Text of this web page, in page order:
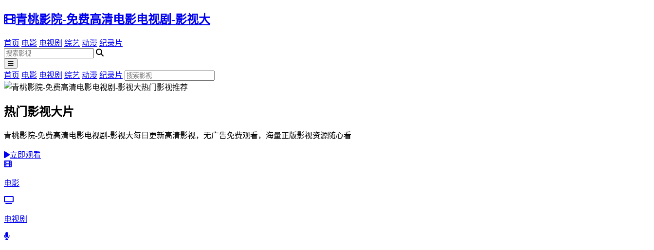
青桃影院-免费高清电影电视剧-影视大
首页 电影 电视剧 综艺 动漫 纪录片
首页 电影 电视剧 综艺 动漫 纪录片
热门影视大片
青桃影院-免费高清电影电视剧-影视大每日更新高清影视，无广告免费观看，海量正版影视资源随心看
立即观看
电影
电视剧